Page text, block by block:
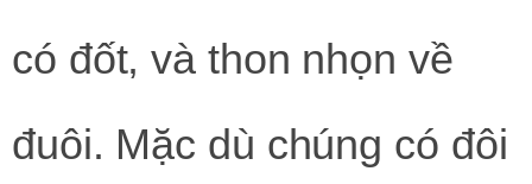
có đốt, và thon nhọn về
đuôi. Mặc dù chúng có đôi